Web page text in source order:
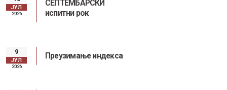
ЈУЛ
2026
СЕПТЕМБАРСКИ
испитни рок
9
ЈУЛ
2026
Преузимање индекса